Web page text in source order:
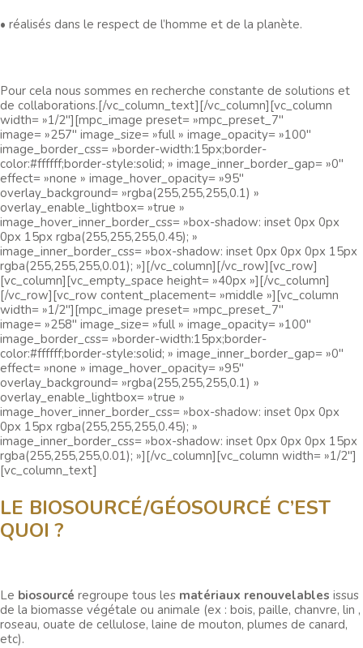
• réalisés dans le respect de l’homme et de la planète.
Pour cela nous sommes en recherche constante de solutions et
de collaborations.[/vc_column_text][/vc_column][vc_column
width= »1/2″][mpc_image preset= »mpc_preset_7″
image= »257″ image_size= »full » image_opacity= »100″
image_border_css= »border-width:15px;border-
color:#ffffff;border-style:solid; » image_inner_border_gap= »0″
effect= »none » image_hover_opacity= »95″
overlay_background= »rgba(255,255,255,0.1) »
overlay_enable_lightbox= »true »
image_hover_inner_border_css= »box-shadow: inset 0px 0px
0px 15px rgba(255,255,255,0.45); »
image_inner_border_css= »box-shadow: inset 0px 0px 0px 15px
rgba(255,255,255,0.01); »][/vc_column][/vc_row][vc_row]
[vc_column][vc_empty_space height= »40px »][/vc_column]
[/vc_row][vc_row content_placement= »middle »][vc_column
width= »1/2″][mpc_image preset= »mpc_preset_7″
image= »258″ image_size= »full » image_opacity= »100″
image_border_css= »border-width:15px;border-
color:#ffffff;border-style:solid; » image_inner_border_gap= »0″
effect= »none » image_hover_opacity= »95″
overlay_background= »rgba(255,255,255,0.1) »
overlay_enable_lightbox= »true »
image_hover_inner_border_css= »box-shadow: inset 0px 0px
0px 15px rgba(255,255,255,0.45); »
image_inner_border_css= »box-shadow: inset 0px 0px 0px 15px
rgba(255,255,255,0.01); »][/vc_column][vc_column width= »1/2″]
[vc_column_text]
LE BIOSOURCÉ/GÉOSOURCÉ C’EST
QUOI ?
Le biosourcé regroupe tous les matériaux renouvelables issus
de la biomasse végétale ou animale (ex : bois, paille, chanvre, lin ,
roseau, ouate de cellulose, laine de mouton, plumes de canard,
etc).